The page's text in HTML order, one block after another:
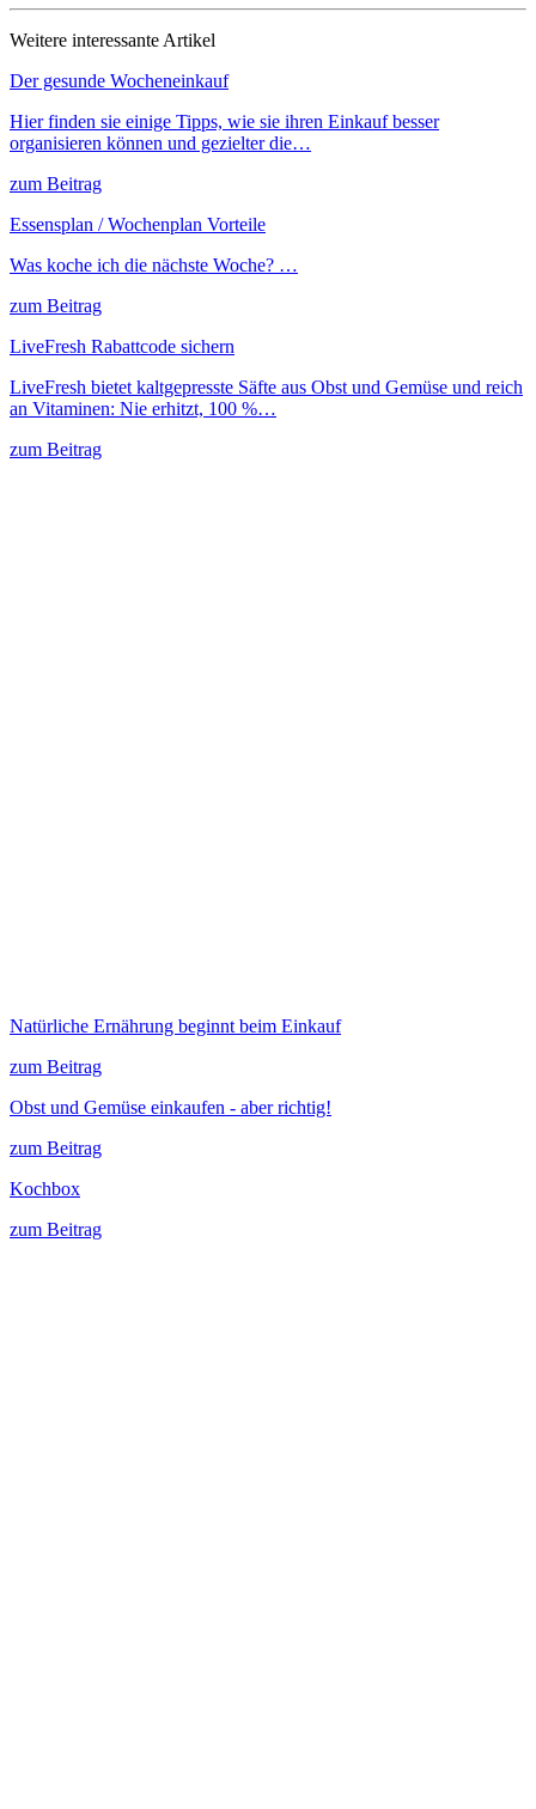
Weitere interessante Artikel
Der gesunde Wocheneinkauf
Hier finden sie einige Tipps, wie sie ihren Einkauf besser
organisieren können und gezielter die…
zum Beitrag
Essensplan / Wochenplan Vorteile
Was koche ich die nächste Woche? …
zum Beitrag
LiveFresh Rabattcode sichern
LiveFresh bietet kaltgepresste Säfte aus Obst und Gemüse und reich
an Vitaminen: Nie erhitzt, 100 %…
zum Beitrag
Natürliche Ernährung beginnt beim Einkauf
zum Beitrag
Obst und Gemüse einkaufen - aber richtig!
zum Beitrag
Kochbox
zum Beitrag